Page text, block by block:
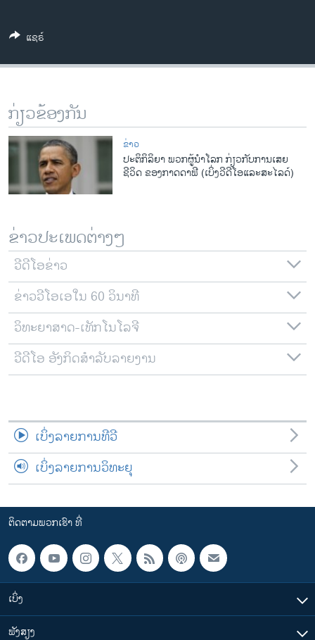
ທຸລະກິດ
ພາສາອັງກິດ
ສຽງ
ລາຍການກະຈາຍສຽງ
ລາຍງານ
ຕິດຕາມພວກເຮົາ ທີ່
ພາສາຕ່າງໆ
ແຊຣ໌
ກ່ຽວຂ້ອງກັນ
ຂ່າວ
ປະຕິກິລິຍາ ພວກຜູ້ນຳໂລກ ກ່ຽວກັບການເສຍ
ຊີວິດ ຂອງກາດດາຟີ (ເບິ່ງວີດີໂອແລະສະໄລດ໌)
ຂ່າວປະເພດຕ່າງໆ
ວີດີໂອຂ່າວ
ຂ່າວວີໂອເອໃນ 60 ວິນາທີ
ວິທະຍາສາດ-ເທັກໂນໂລຈີ
ວີດີໂອ ອັງກິດສຳລັບລາຍງານ
ເບິ່ງລາຍການທີວີ
ເບິ່ງລາຍການວິທະຍຸ
ຕິດຕາມພວກເຮົາ ທີ່
ເບິ່ງ
ຟັງສຽງ